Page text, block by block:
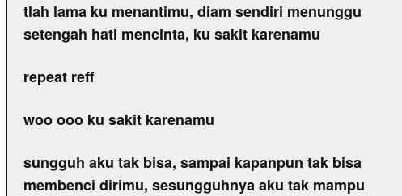
tlah lama ku menantimu, diam sendiri menunggu
setengah hati mencinta, ku sakit karenamu
repeat reff
woo ooo ku sakit karenamu
sungguh aku tak bisa, sampai kapanpun tak bisa
membenci dirimu, sesungguhnya aku tak mampu